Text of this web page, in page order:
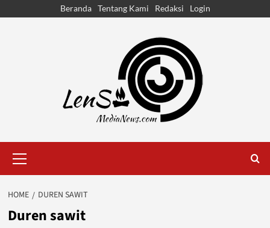
Beranda Tentang Kami Redaksi Login
Menu
HOME DUREN SAWIT
Duren sawit